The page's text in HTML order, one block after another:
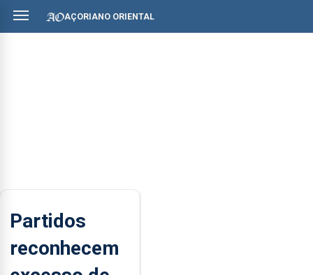
AÇORIANO ORIENTAL
Partidos
reconhecem